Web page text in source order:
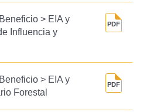
> EIA y
Influencia y
> EIA y
Forestal